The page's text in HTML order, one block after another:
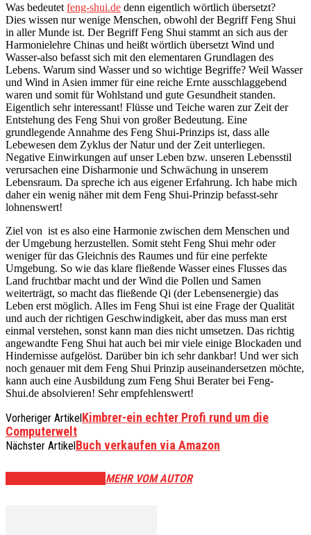
Was bedeutet feng-shui.de denn eigentlich wörtlich übersetzt?
Dies wissen nur wenige Menschen, obwohl der Begriff Feng Shui
in aller Munde ist. Der Begriff Feng Shui stammt an sich aus der
Harmonielehre Chinas und heißt wörtlich übersetzt Wind und
Wasser-also befasst sich mit den elementaren Grundlagen des
Lebens. Warum sind Wasser und so wichtige Begriffe? Weil Wasser
und Wind in Asien immer für eine reiche Ernte ausschlaggebend
waren und somit für Wohlstand und gute Gesundheit standen.
Eigentlich sehr interessant! Flüsse und Teiche waren zur Zeit der
Entstehung des Feng Shui von großer Bedeutung. Eine
grundlegende Annahme des Feng Shui-Prinzips ist, dass alle
Lebewesen dem Zyklus der Natur und der Zeit unterliegen.
Negative Einwirkungen auf unser Leben bzw. unseren Lebensstil
verursachen eine Disharmonie und Schwächung in unserem
Lebensraum. Da spreche ich aus eigener Erfahrung. Ich habe mich
daher ein wenig näher mit dem Feng Shui-Prinzip befasst-sehr
lohnenswert!
Ziel von ist es also eine Harmonie zwischen dem Menschen und
der Umgebung herzustellen. Somit steht Feng Shui mehr oder
weniger für das Gleichnis des Raumes und für eine perfekte
Umgebung. So wie das klare fließende Wasser eines Flusses das
Land fruchtbar macht und der Wind die Pollen und Samen
weiterträgt, so macht das fließende Qi (der Lebensenergie) das
Leben erst möglich. Alles im Feng Shui ist eine Frage der Qualität
und auch der richtigen Geschwindigkeit, aber das muss man erst
einmal verstehen, sonst kann man dies nicht umsetzen. Das richtig
angewandte Feng Shui hat auch bei mir viele einige Blockaden und
Hindernisse aufgelöst. Darüber bin ich sehr dankbar! Und wer sich
noch genauer mit dem Feng Shui Prinzip auseinandersetzen möchte,
kann auch eine Ausbildung zum Feng Shui Berater bei Feng-
Shui.de absolvieren! Sehr empfehlenswert!
Vorheriger ArtikelKimbrer-ein echter Profi rund um die
Computerwelt
Nächster ArtikelBuch verkaufen via Amazon
MEHR VOM AUTOR